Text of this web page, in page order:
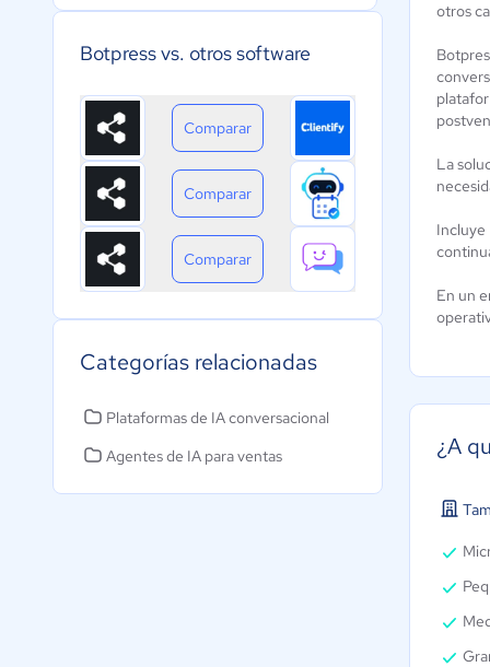
Botpress vs. otros software
Comparar
Comparar
Comparar
Categorías relacionadas
Plataformas de IA conversacional
Agentes de IA para ventas
otros
La
Incluye
En un
¿A